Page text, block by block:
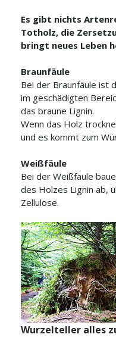
Es gibt nichts
Totholz, die
bringt neues Leben
Braunfäule
Bei der Braunfäule ist
im geschädigten
das braune Lignin.
Wenn das Holz
und es kommt zum
Weißfäule
Bei der Weißfäule
des Holzes Lignin ab,
Zellulose.
Wurzelteller alles